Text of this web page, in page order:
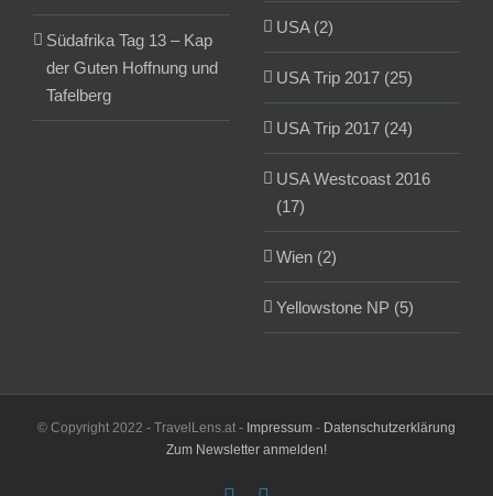
Südafrika Tag 13 – Kap
der Guten Hoffnung und
Tafelberg
USA (2)
USA Trip 2017 (25)
USA Trip 2017 (24)
USA Westcoast 2016
(17)
Wien (2)
Yellowstone NP (5)
© Copyright 2022 - TravelLens.at - Impressum - Datenschutzerklärung
Zum Newsletter anmelden!